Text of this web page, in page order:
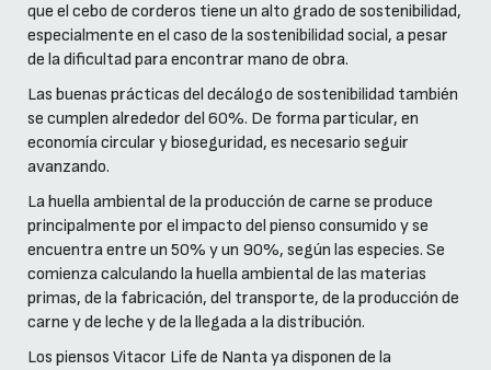
que el cebo de corderos tiene un alto grado de sostenibilidad,
especialmente en el caso de la sostenibilidad social, a pesar
de la dificultad para encontrar mano de obra.
Las buenas prácticas del decálogo de sostenibilidad también
se cumplen alrededor del 60%. De forma particular, en
economía circular y bioseguridad, es necesario seguir
avanzando.
La huella ambiental de la producción de carne se produce
principalmente por el impacto del pienso consumido y se
encuentra entre un 50% y un 90%, según las especies. Se
comienza calculando la huella ambiental de las materias
primas, de la fabricación, del transporte, de la producción de
carne y de leche y de la llegada a la distribución.
Los piensos Vitacor Life de Nanta ya disponen de la